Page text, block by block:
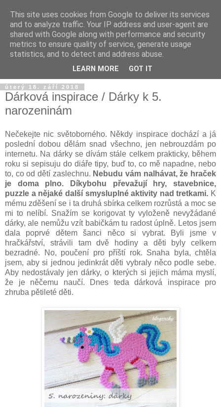
úterý 18. září 2018
Dárková inspirace / Dárky k 5.
narozeninám
Nečekejte nic světoborného. Někdy inspirace dochází a já
poslední dobou dělám snad všechno, jen nebrouzdám po
internetu. Na dárky se dívám stále celkem prakticky, během
roku si sepisuju do diáře tipy, buď to, co mě napadne, nebo
to, co od dětí zaslechnu. Nebudu vám nalhávat, že hraček
je doma plno. Díkybohu převažují hry, stavebnice,
puzzle a nějaké další smysluplné aktivity nad tretkami. K
mému zděšení se i ta druhá sbírka celkem rozrůstá a moc se
mi to nelíbí. Snažím se korigovat ty vyloženě nevyžádané
dárky, ale nemůžu vzít babičkám tu radost úplně. Letos jsem
dala poprvé dětem šanci něco si vybrat. Byli jsme v
hračkářství, strávili tam dvě hodiny a děti byly celkem
bezradné. No, poučení pro příští rok. Snaha byla, chtěla
jsem, aby si jednou jedinkrát děti vybraly něco podle sebe.
Aby nedostávaly jen dárky, o kterých si jejich máma myslí,
že je něčemu naučí. Dnes teda dárková inspirace pro
zhruba pětileté děti.
This site uses cookies from Google to deliver its services
and to analyze traffic. Your IP address and user-agent are
shared with Google along with performance and security
metrics to ensure quality of service, generate usage
statistics, and to detect and address abuse.
LEARN MORE GOT IT